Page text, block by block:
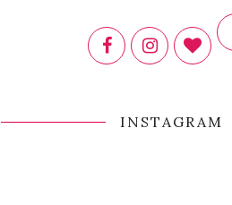
INSTAGRAM